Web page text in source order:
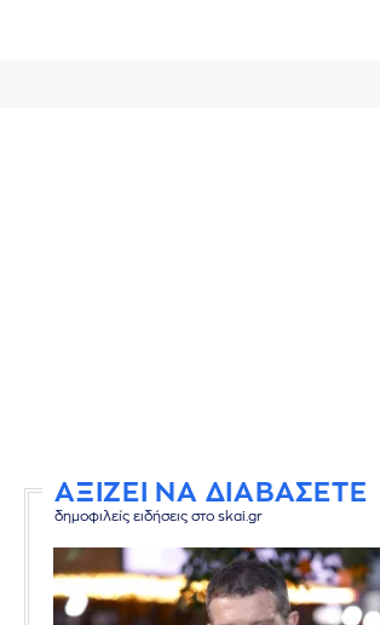
ΑΞΙΖΕΙ ΝΑ ΔΙΑΒΑΣΕΤΕ
δημοφιλείς ειδήσεις στο skai.gr